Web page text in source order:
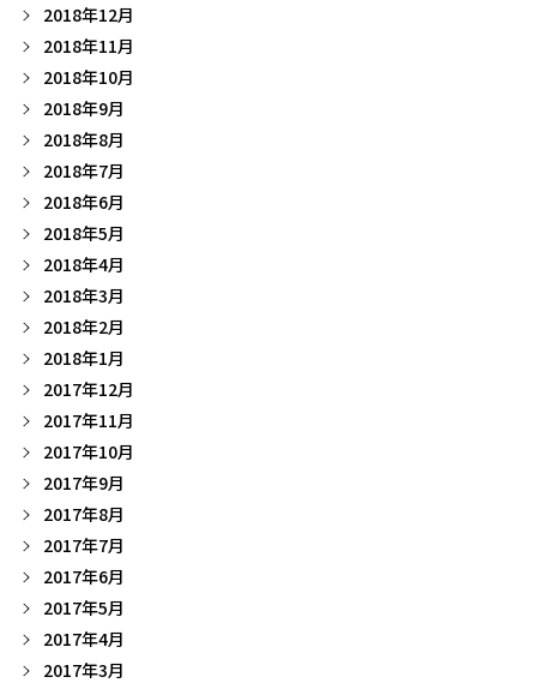
2018年12月
2018年11月
2018年10月
2018年9月
2018年8月
2018年7月
2018年6月
2018年5月
2018年4月
2018年3月
2018年2月
2018年1月
2017年12月
2017年11月
2017年10月
2017年9月
2017年8月
2017年7月
2017年6月
2017年5月
2017年4月
2017年3月